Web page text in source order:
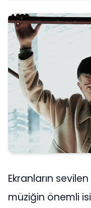
Ekranların
müziğin önemli